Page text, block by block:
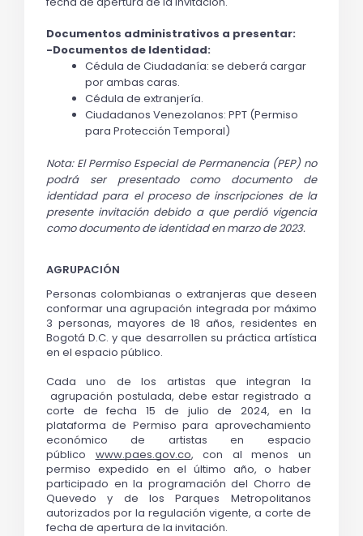
Documentos administrativos a presentar:
-Documentos de Identidad:
Cédula de Ciudadanía: se deberá cargar
por ambas caras.
Cédula de extranjería.
Ciudadanos Venezolanos: PPT (Permiso
para Protección Temporal)
Nota: El Permiso Especial de Permanencia (PEP) no
podrá ser presentado como documento de
identidad para el proceso de inscripciones de la
presente invitación debido a que perdió vigencia
como documento de identidad en marzo de 2023.
AGRUPACIÓN
Personas colombianas o extranjeras que deseen
conformar una agrupación integrada por máximo
3 personas, mayores de 18 años, residentes en
Bogotá D.C. y que desarrollen su práctica artística
en el espacio público.
Cada uno de los artistas que integran la
agrupación postulada, debe estar registrado a
corte de fecha 15 de julio de 2024, en la
plataforma de Permiso para aprovechamiento
económico de artistas en espacio
público
www.paes.gov.co, con al menos un
permiso expedido en el último año, o haber
participado en la programación del Chorro de
Quevedo y de los Parques Metropolitanos
autorizados por la regulación vigente, a corte de
fecha de apertura de la invitación.